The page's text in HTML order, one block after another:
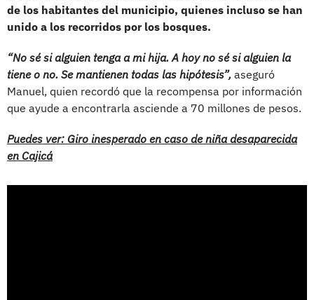
de los habitantes del municipio, quienes incluso se han
unido a los recorridos por los bosques.
“No sé si alguien tenga a mi hija. A hoy no sé si alguien la
tiene o no. Se mantienen todas las hipótesis”, aseguró
Manuel, quien recordó que la recompensa por información
que ayude a encontrarla asciende a 70 millones de pesos.
Puedes ver: Giro inesperado en caso de niña desaparecida
en Cajicá